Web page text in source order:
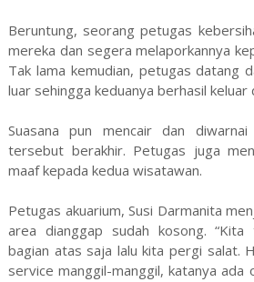
Beruntung, seorang petugas
mereka dan segera melaporkannya
Tak lama kemudian, petugas datang
luar sehingga keduanya berhasil keluar
Suasana pun mencair dan
tersebut berakhir. Petugas juga
maaf kepada kedua wisatawan.
Petugas akuarium, Susi Darmanita
area dianggap sudah kosong.
bagian atas saja lalu kita pergi salat.
service manggil-manggil, katanya ada